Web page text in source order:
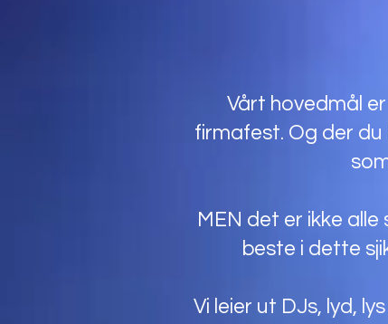
Vårt hovedmål
firmafest. Og der du
MEN det er ikke
beste i dette
Vi leier ut DJs, lyd,